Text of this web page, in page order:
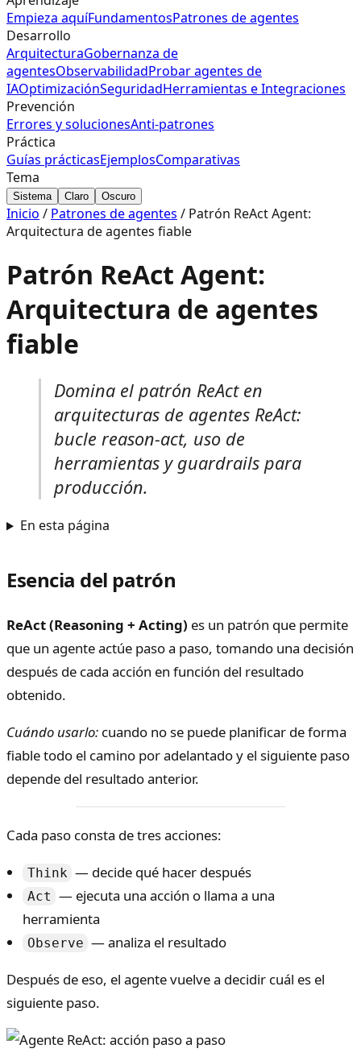
Empieza aquíFundamentosPatrones de agentes
Desarrollo
ArquitecturaGobernanza de
agentesObservabilidadProbar agentes de
IAOptimizaciónSeguridadHerramientas e Integraciones
Prevención
Errores y solucionesAnti‑patrones
Práctica
Guías prácticasEjemplosComparativas
Tema
Sistema Claro Oscuro
Inicio / Patrones de agentes / Patrón ReAct Agent:
Arquitectura de agentes fiable
Patrón ReAct Agent:
Arquitectura de agentes
fiable
Domina el patrón ReAct en
arquitecturas de agentes ReAct:
bucle reason-act, uso de
herramientas y guardrails para
producción.
En esta página
Esencia del patrón
ReAct (Reasoning + Acting) es un patrón que permite
que un agente actúe paso a paso, tomando una decisión
después de cada acción en función del resultado
obtenido.
Cuándo usarlo: cuando no se puede planificar de forma
fiable todo el camino por adelantado y el siguiente paso
depende del resultado anterior.
Cada paso consta de tres acciones:
Think — decide qué hacer después
Act — ejecuta una acción o llama a una
herramienta
Observe — analiza el resultado
Después de eso, el agente vuelve a decidir cuál es el
siguiente paso.